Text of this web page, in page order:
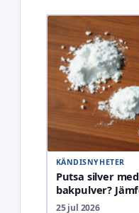
KÄNDISNYHETER
Putsa silver
bakpulver?
25 jul 2026